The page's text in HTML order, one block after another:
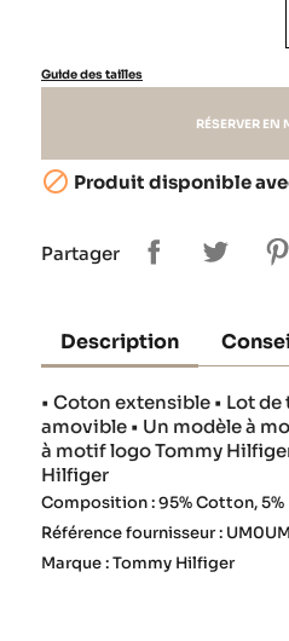
Guide des tailles
RÉSERVER EN
 Produit disponible
Partager
Description
• Coton extensible • Lot
amovible • Un modèle à
à motif logo Tommy
Hilfiger
Composition : 95% Cotton, 5%
Référence fournisseur :
Marque : Tommy Hilfiger